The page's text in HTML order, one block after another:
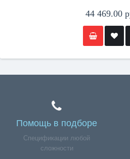
44 469.00
Помощь в подборе
Спецификации любой
сложности